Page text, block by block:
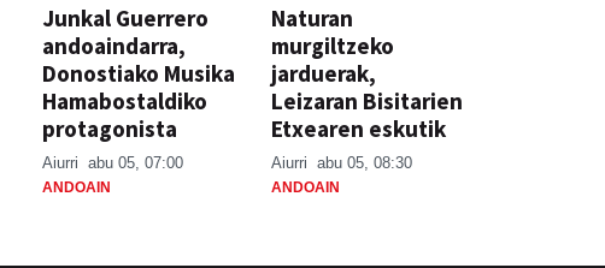
Junkal Guerrero
andoaindarra,
Donostiako Musika
Hamabostaldiko
protagonista
Aiurri abu 05, 07:00
ANDOAIN
Naturan
murgiltzeko
jarduerak,
Leizaran Bisitarien
Etxearen eskutik
Aiurri abu 05, 08:30
ANDOAIN